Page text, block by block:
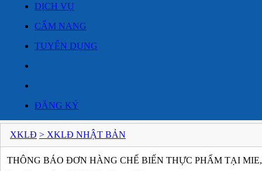
DỊCH VỤ
CẨM NANG
TUYỂN DỤNG
ĐĂNG KÝ
XKLĐ > XKLĐ NHẬT BẢN
THÔNG BÁO ĐƠN HÀNG CHẾ BIẾN THỰC PHẨM TẠI